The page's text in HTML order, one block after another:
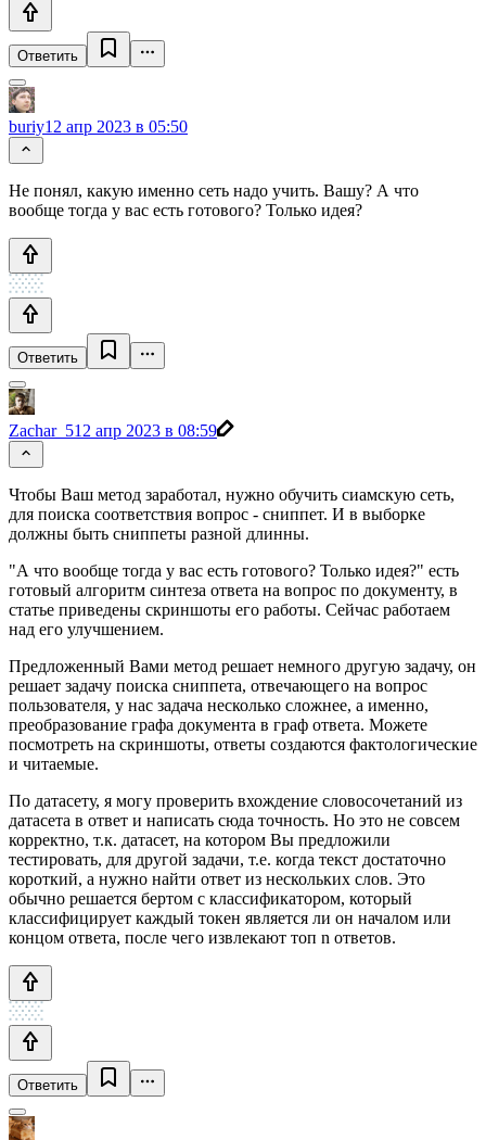
Ответить
buriy12 апр 2023 в 05:50
Не понял, какую именно сеть надо учить. Вашу? А что
вообще тогда у вас есть готового? Только идея?
Ответить
Zachar_512 апр 2023 в 08:59
Чтобы Ваш метод заработал, нужно обучить сиамскую сеть,
для поиска соответствия вопрос - сниппет. И в выборке
должны быть сниппеты разной длинны.
"А что вообще тогда у вас есть готового? Только идея?" есть
готовый алгоритм синтеза ответа на вопрос по документу, в
статье приведены скриншоты его работы. Сейчас работаем
над его улучшением.
Предложенный Вами метод решает немного другую задачу, он
решает задачу поиска сниппета, отвечающего на вопрос
пользователя, у нас задача несколько сложнее, а именно,
преобразование графа документа в граф ответа. Можете
посмотреть на скриншоты, ответы создаются фактологические
и читаемые.
По датасету, я могу проверить вхождение словосочетаний из
датасета в ответ и написать сюда точность. Но это не совсем
корректно, т.к. датасет, на котором Вы предложили
тестировать, для другой задачи, т.е. когда текст достаточно
короткий, а нужно найти ответ из нескольких слов. Это
обычно решается бертом с классификатором, который
классифицирует каждый токен является ли он началом или
концом ответа, после чего извлекают топ n ответов.
Ответить